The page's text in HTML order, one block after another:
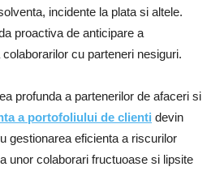
incidente la plata si altele.
proactiva de anticipare a
cu parteneri nesiguri.
profunda a partenerilor de afaceri si
a portofoliului de clienti devin
gestionarea eficienta a riscurilor
unor colaborari fructuoase si lipsite